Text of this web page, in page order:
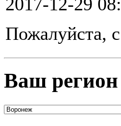
Пожалуйста,
Ваш регион